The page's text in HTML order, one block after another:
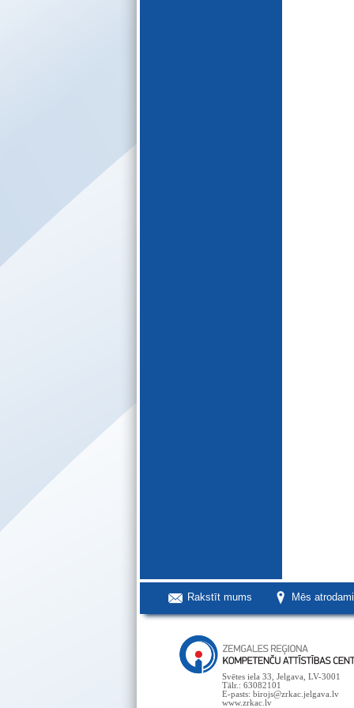
Rakstīt mums Mēs
Svētes iela 33, Jelgava, LV-3001
Tālr.: 63082101
E-pasts: birojs@zrkac.jelgava.lv
www.zrkac.lv